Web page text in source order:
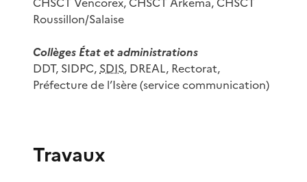
Roussillon/Salaise
Collèges État et administrations
DDT, SIDPC, SDIS, DREAL, Rectorat,
Préfecture de l’Isère (service communication)
Travaux